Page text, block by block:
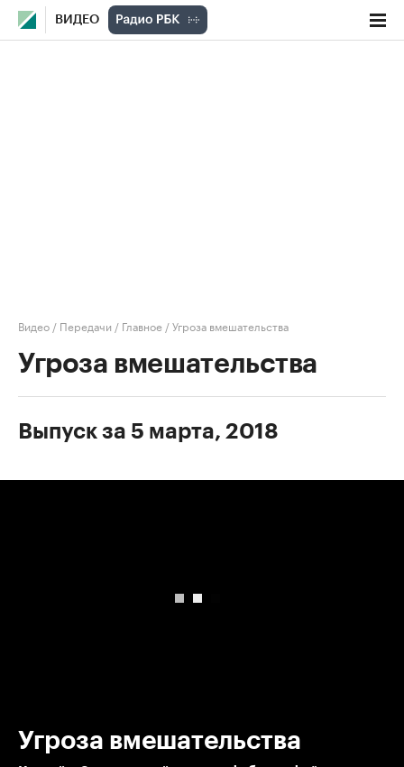
ВИДЕО
Видео / Передачи / Главное /Угроза вмешательства
Угроза вмешательства
Выпуск за 5 марта, 2018
Угроза вмешательства